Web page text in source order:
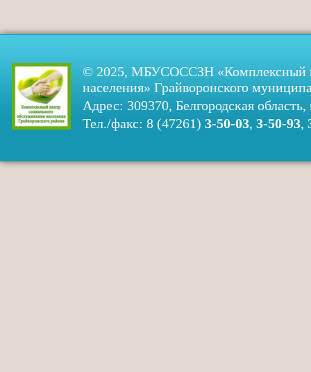
© 2025, МБУСОССЗН «Комплексный
населения» Грайворонского
Адрес: 309370, Белгородская
Тел./факс: 8 (47261) 3-50-03, 3-50-93,